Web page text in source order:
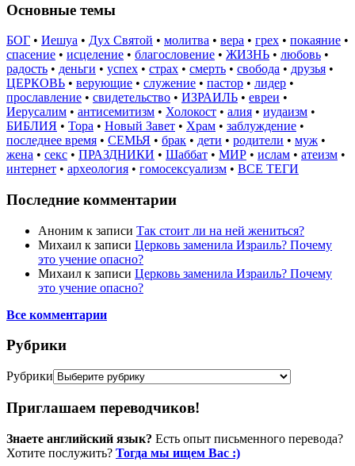
Основные темы
БОГ • Иешуа • Дух Святой • молитва • вера • грех • покаяние •
спасение • исцеление • благословение • ЖИЗНЬ • любовь •
радость • деньги • успех • страх • смерть • свобода • друзья •
ЦЕРКОВЬ • верующие • служение • пастор • лидер •
прославление • свидетельство • ИЗРАИЛЬ • евреи •
Иерусалим • антисемитизм • Холокост • алия • иудаизм •
БИБЛИЯ • Тора • Новый Завет • Храм • заблуждение •
последнее время • СЕМЬЯ • брак • дети • родители • муж •
жена • секс • ПРАЗДНИКИ • Шаббат • МИР • ислам • атеизм •
интернет • археология • гомосексуализм • ВСЕ ТЕГИ
Последние комментарии
Аноним к записи Так стоит ли на ней жениться?
Михаил к записи Церковь заменила Израиль? Почему
это учение опасно?
Михаил к записи Церковь заменила Израиль? Почему
это учение опасно?
Все комментарии
Рубрики
Рубрики
Приглашаем переводчиков!
Знаете английский язык? Есть опыт письменного перевода?
Хотите послужить? Тогда мы ищем Вас :)